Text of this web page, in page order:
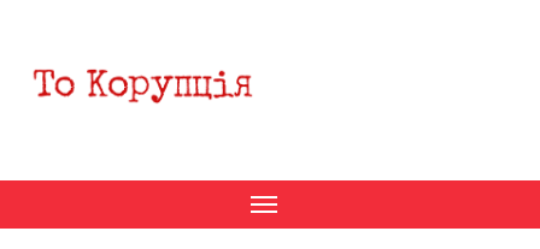
содержанию